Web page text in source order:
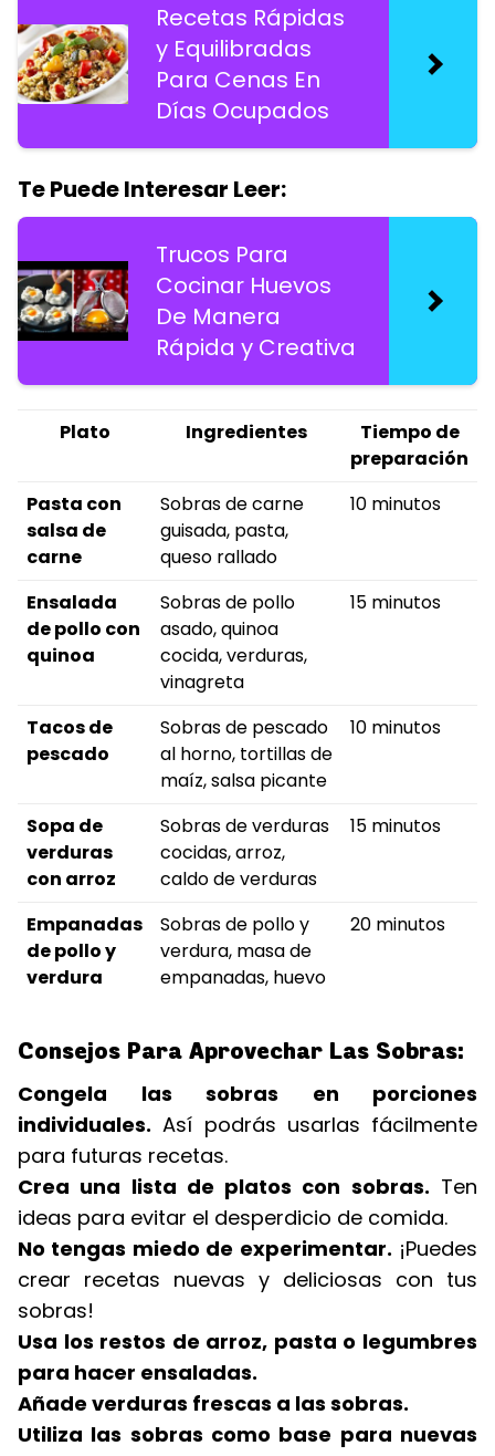
Recetas Rápidas
y Equilibradas
Para Cenas En
Días Ocupados
Te Puede Interesar Leer:
Trucos Para
Cocinar Huevos
De Manera
Rápida y Creativa
Plato Ingredientes
Tiempo de
preparación
Pasta con
salsa de
carne
Sobras de carne
guisada, pasta,
queso rallado
10 minutos
Ensalada
de pollo con
quinoa
Sobras de pollo
asado, quinoa
cocida, verduras,
vinagreta
15 minutos
Tacos de
pescado
Sobras de pescado
al horno, tortillas de
maíz, salsa picante
10 minutos
Sopa de
verduras
con arroz
Sobras de verduras
cocidas, arroz,
caldo de verduras
15 minutos
Empanadas
de pollo y
verdura
Sobras de pollo y
verdura, masa de
empanadas, huevo
20 minutos
Consejos Para Aprovechar Las Sobras:
Congela las sobras en porciones
individuales. Así podrás usarlas fácilmente
para futuras recetas.
Crea una lista de platos con sobras. Ten
ideas para evitar el desperdicio de comida.
No tengas miedo de experimentar. ¡Puedes
crear recetas nuevas y deliciosas con tus
sobras!
Usa los restos de arroz, pasta o legumbres
para hacer ensaladas.
Añade verduras frescas a las sobras.
Utiliza las sobras como base para nuevas